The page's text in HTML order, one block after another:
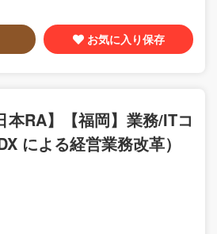
お気に入り保存
本RA】【福岡】業務/ITコ
による経営業務改革）